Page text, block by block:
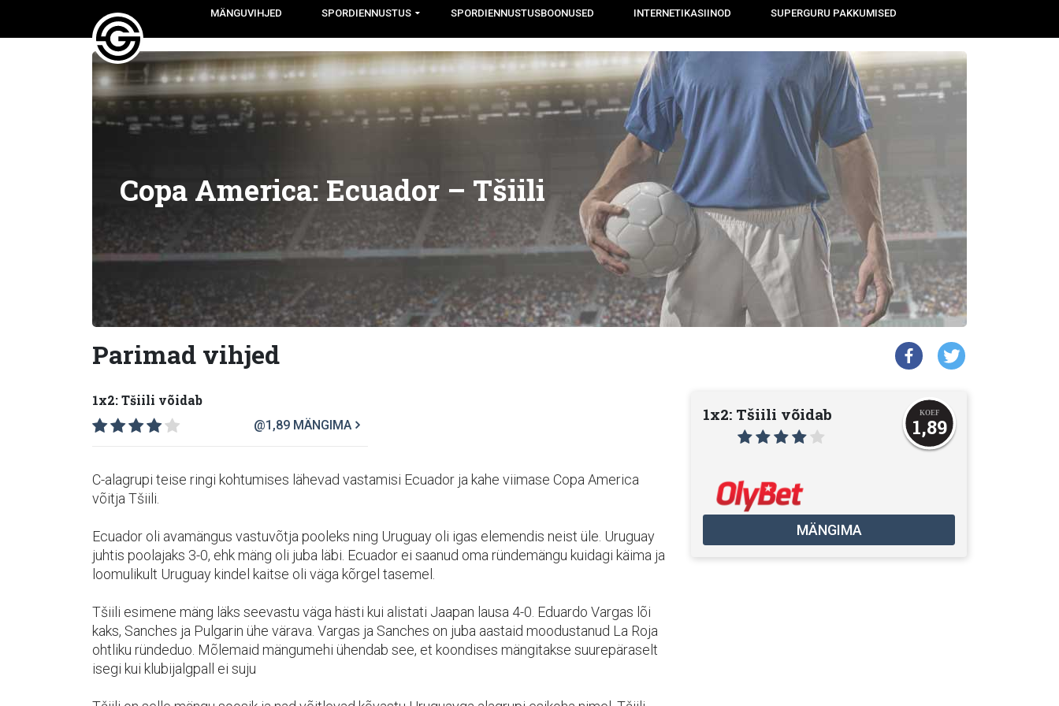
MÄNGUVIHJED SPORDIENNUSTUS SPORDIENNUSTUSBOONUSED INTERNETIKASIINOD SUPERGURU PAKKUMISED
Copa America: Ecuador – Tšiili
Parimad vihjed
1x2: Tšiili võidab
@1,89 MÄNGIMA
C-alagrupi teise ringi kohtumises lähevad vastamisi Ecuador ja kahe viimase Copa America
võitja Tšiili.
Ecuador oli avamängus vastuvõtja pooleks ning Uruguay oli igas elemendis neist üle. Uruguay
juhtis poolajaks 3-0, ehk mäng oli juba läbi. Ecuador ei saanud oma ründemängu kuidagi käima ja
loomulikult Uruguay kindel kaitse oli väga kõrgel tasemel.
Tšiili esimene mäng läks seevastu väga hästi kui alistati Jaapan lausa 4-0. Eduardo Vargas lõi
kaks, Sanches ja Pulgarin ühe värava. Vargas ja Sanches on juba aastaid moodustanud La Roja
ohtliku ründeduo. Mõlemaid mängumehi ühendab see, et koondises mängitakse suurepäraselt
isegi kui klubijalgpall ei suju
1x2: Tšiili võidab
1,89
MÄNGIMA